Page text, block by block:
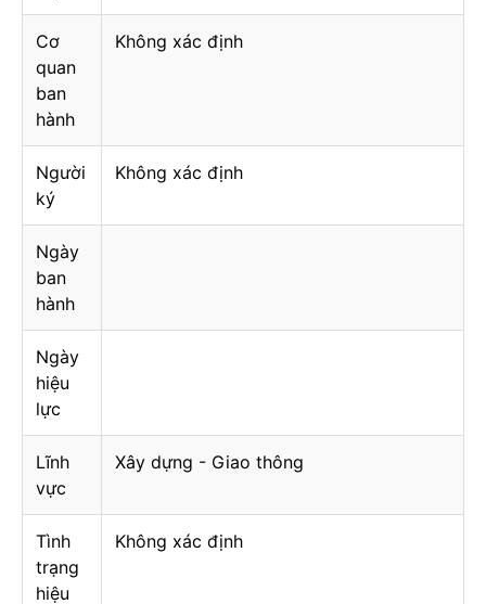
Cơ
quan
ban
hành
Không xác định
Người
ký
Không xác định
Ngày
ban
hành
Ngày
hiệu
lực
Lĩnh
vực
Xây dựng - Giao thông
Tình
trạng
hiệu
Không xác định